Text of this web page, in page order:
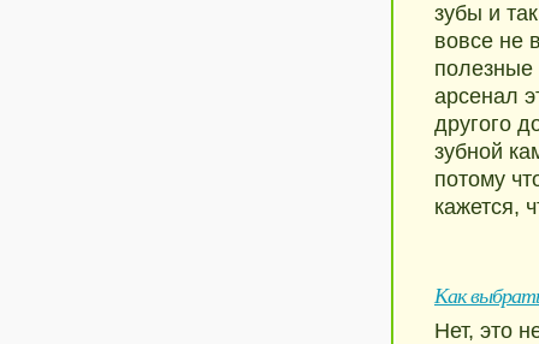
зубы и
вовсе не
полезные
арсенал
другого
зубной
потому
кажется,
Как
Нет, это